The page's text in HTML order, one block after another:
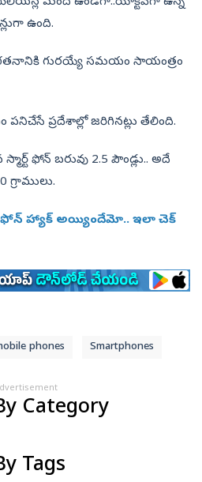
ఉంది.
గురయ్యే సమయం సాయంత్రం
ప్రదేశాల్లో జరిగినట్లు తేలింది.
ఫోన్‌ బరువు 2.5 పౌండ్లు.. అదే
ఫోన్ హ్యాక్ అయ్యిందేమో.. ఇలా చెక్
phones Smartphones
Category
Tags